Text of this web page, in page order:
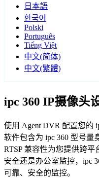
日本語
한국어
Polski
Português
Tiếng Việt
中文(简体)
中文(繁體)
ipc 360 IP摄像头
使用 Agent DVR 配置您的
软件包含为 ipc 360 型号量
RTSP 兼容性为您提供跨
安全还是办公室监控，ipc
可靠、安全的监控。